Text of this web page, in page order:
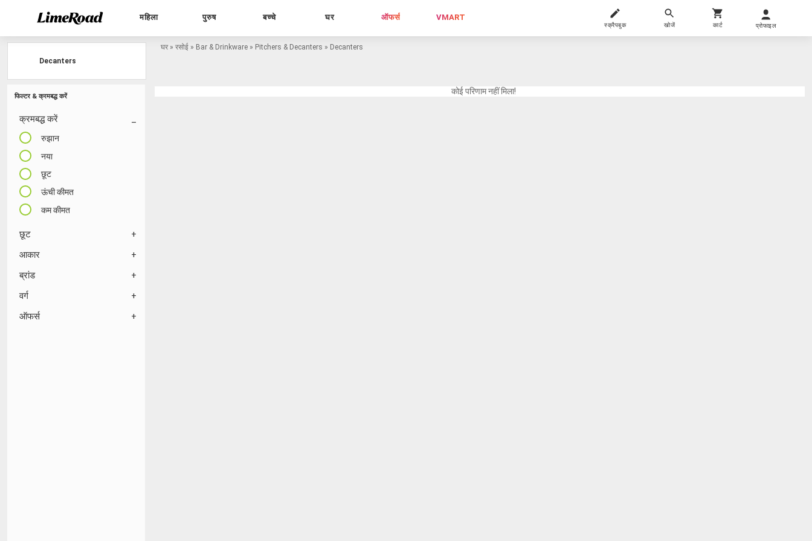
महिला पुरुष बच्चे घर ऑफर्स VMART
स्क्रैपबुक खोजें कार्ट प्रोफाइल
फिल्टर & क्रमबद्ध करें
क्रमबद्ध करें
रुझान
नया
छूट
ऊंची कीमत
कम कीमत
छूट
आकार
ब्रांड
वर्ग
ऑफर्स
घर » रसोई » Bar & Drinkware » Pitchers & Decanters » Decanters
Decanters
कोई परिणाम नहीं मिला!